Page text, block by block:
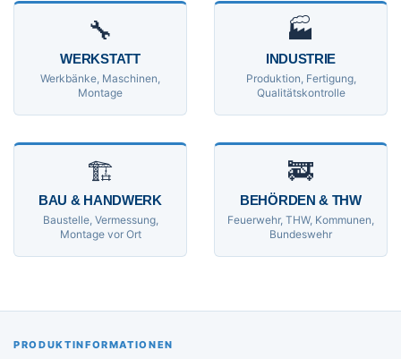
🔧
WERKSTATT
Werkbänke, Maschinen,
Montage
🏭
INDUSTRIE
Produktion, Fertigung,
Qualitätskontrolle
🏗
BAU & HANDWERK
Baustelle, Vermessung,
Montage vor Ort
🚒
BEHÖRDEN & THW
Feuerwehr, THW, Kommunen,
Bundeswehr
PRODUKTINFORMATIONEN